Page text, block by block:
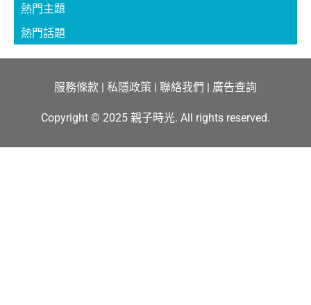
熱門主題
熱門話題
服務條款 | 私隱政策 | 聯絡我們 | 廣告查詢
Copyright © 2025 親子時光. All rights reserved.